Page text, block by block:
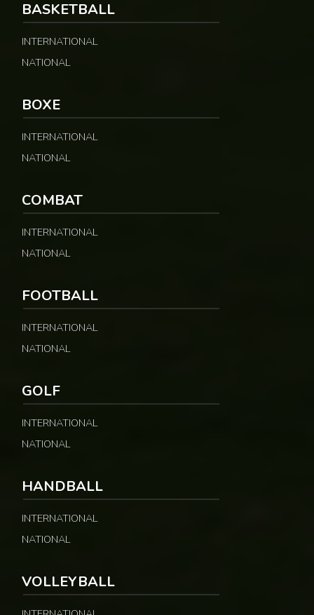
BASKETBALL
INTERNATIONAL
NATIONAL
BOXE
INTERNATIONAL
NATIONAL
COMBAT
INTERNATIONAL
NATIONAL
FOOTBALL
INTERNATIONAL
NATIONAL
GOLF
INTERNATIONAL
NATIONAL
HANDBALL
INTERNATIONAL
NATIONAL
VOLLEYBALL